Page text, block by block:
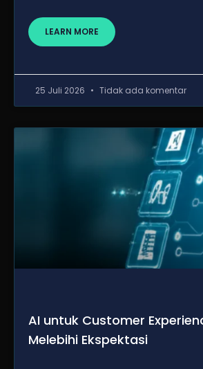
LEARN MORE
25 Juli 2026 Tidak ada komentar
AI untuk Customer
Melebihi Ekspektasi